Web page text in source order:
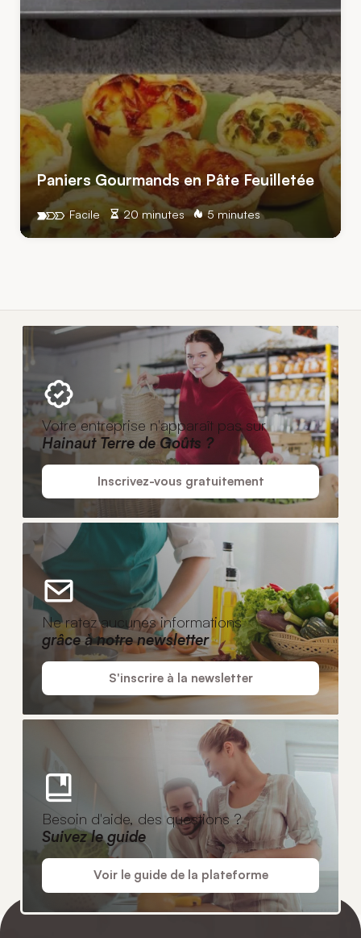
Paniers Gourmands en Pâte Feuilletée
20 minutes 5 minutes
Facile
Votre entreprise n'apparaît pas sur
Hainaut Terre de Goûts ?
Inscrivez-vous gratuitement
Ne ratez aucunes informations
grâce à notre newsletter
S'inscrire à la newsletter
Besoin d'aide, des questions ?
Suivez le guide
Voir le guide de la plateforme